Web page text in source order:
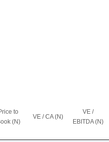
to
(N)
VE / CA (N)
VE /
EBITDA (N)